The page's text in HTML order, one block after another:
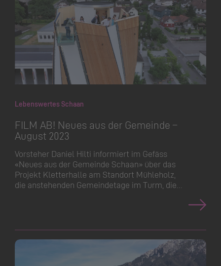
Lebenswertes Schaan
FILM AB! Neues aus der Gemeinde –
August 2023
Vorsteher Daniel Hilti informiert im Gefäss
«Neues aus der Gemeinde Schaan» über das
Projekt Kletterhalle am Standort Mühleholz,
die anstehenden Gemeindetage im Turm, die…